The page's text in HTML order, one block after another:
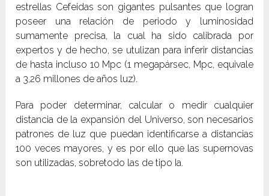
estrellas Cefeidas son gigantes pulsantes que logran
poseer una relación de periodo y luminosidad
sumamente precisa, la cual ha sido calibrada por
expertos y de hecho, se utulizan para inferir distancias
de hasta incluso 10 Mpc (1 megapársec, Mpc, equivale
a 3,26 millones de años luz).
Para poder determinar, calcular o medir cualquier
distancia de la expansión del Universo, son necesarios
patrones de luz que puedan identificarse a distancias
100 veces mayores, y es por ello que las supernovas
son utilizadas, sobretodo las de tipo Ia.